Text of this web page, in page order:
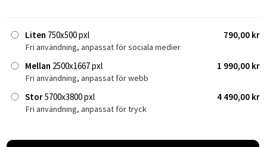
Liten 750x500 pxl 790,00 kr
Fri användning, anpassat för sociala medier
Mellan 2500x1667 pxl 1 990,00 kr
Fri användning, anpassat för webb
Stor5700x3800 pxl 4 490,00 kr
Fri användning, anpassat för tryck